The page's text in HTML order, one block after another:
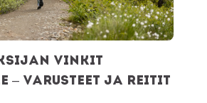
vinkit
– varusteet ja reitit